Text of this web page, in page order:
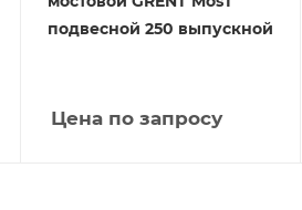
подвесной 250 выпускной
Цена по запросу